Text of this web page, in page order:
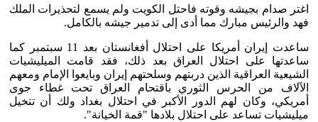
اغتر صدام بجيشه وقوته فاحتل الكويت ولم يسمع لتحذيرات الملك
فهد والرئيس مبارك مما أدى إلى تدمير جيشه بالكامل.
ساعدت إيران أمريكا على احتلال أفغانستان بعد 11 سبتمبر كما
ساعدتها على احتلال العراق بعد ذلك، فقد قامت الميليشيات
الشيعية العراقية الذين دربتهم وسلحتهم إيران وبايعوا الإمام ومعهم
الآلاف من الحرس الثوري باقتحام العراق تحت غطاء جوى
أمريكي، وكان لهم الدور الأكبر في احتلال بغداد ولك أن تتخيل
ميليشيات تساعد على احتلال بلادها "قمة الخيانة".